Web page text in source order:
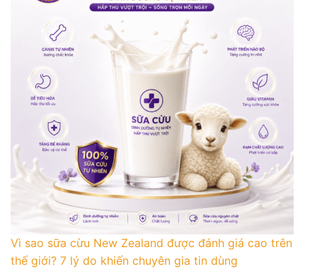
Vì sao sữa cừu New Zealand được đánh giá cao trên
thế giới? 7 lý do khiến chuyên gia tin dùng